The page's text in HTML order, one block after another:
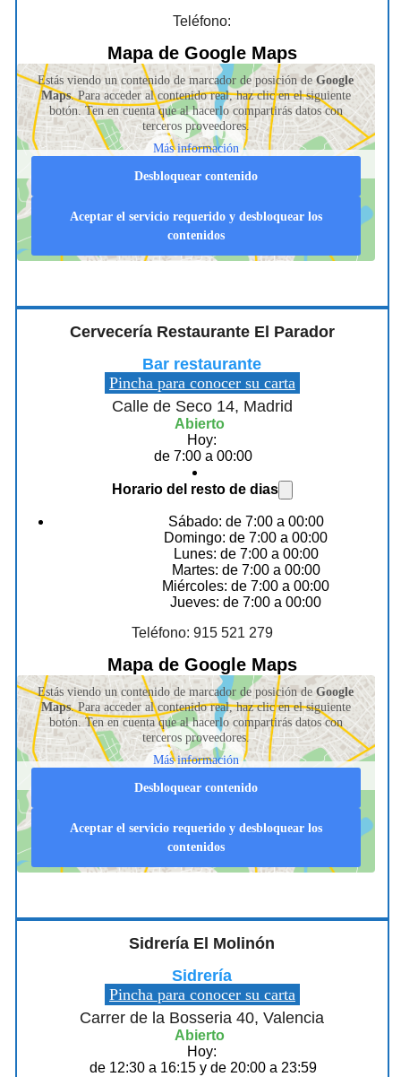
Teléfono:
Mapa de Google Maps
Estás viendo un contenido de marcador de posición deGoogle
Maps. Para acceder al contenido real, haz clic en el siguiente
botón. Ten en cuenta que al hacerlo compartirás datos con
terceros proveedores.
Más información
Desbloquear contenido
Aceptar el servicio requerido y desbloquear los
contenidos
Cervecería Restaurante El Parador
Bar restaurante
Pincha para conocer su carta
Calle de Seco 14, Madrid
Abierto
Hoy:
de 7:00 a 00:00
Horario del resto de dias
Sábado: de 7:00 a 00:00
Domingo: de 7:00 a 00:00
Lunes: de 7:00 a 00:00
Martes: de 7:00 a 00:00
Miércoles: de 7:00 a 00:00
Jueves: de 7:00 a 00:00
Teléfono: 915 521 279
Mapa de Google Maps
Estás viendo un contenido de marcador de posición deGoogle
Maps. Para acceder al contenido real, haz clic en el siguiente
botón. Ten en cuenta que al hacerlo compartirás datos con
terceros proveedores.
Más información
Desbloquear contenido
Aceptar el servicio requerido y desbloquear los
contenidos
Sidrería El Molinón
Sidrería
Pincha para conocer su carta
Carrer de la Bosseria 40, Valencia
Abierto
Hoy:
de 12:30 a 16:15 y de 20:00 a 23:59